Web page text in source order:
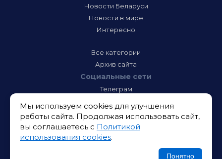
Новости Беларуси
Новости в мире
Интересно
Все категории
Архив сайта
Социальные сети
Телеграм
Инстаграм
Тик-Ток
Одноклассники
ВК
Мы используем cookies для улучшения
работы сайта. Продолжая использовать сайт,
вы соглашаетесь с Политикой
использования cookies.
Понятно